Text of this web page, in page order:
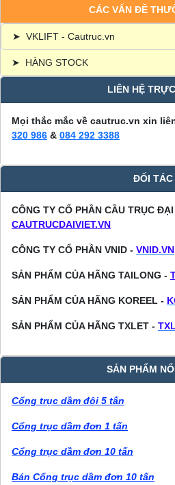
CÁC VẤN ĐỀ
➤ VKLIFT - Cautruc.vn
➤ HÀNG STOCK
LIÊN HỆ
Mọi thắc mắc về cautruc.vn xin
320 986 & 084 292 3388
ĐỐI TÁC
CÔNG TY CỔ PHẦN CẦU TRỤC
CAUTRUCDAIVIET.VN
CÔNG TY CỔ PHẦN VNID - VNID.VN
SẢN PHẨM CỦA HÃNG TAILONG -
SẢN PHẨM CỦA HÃNG KOREEL -
SẢN PHẨM CỦA HÃNG TXLET -
SẢN PHẨM
Cổng trục dầm đôi 5 tấn
Cổng trục dầm đơn 1 tấn
Cổng trục dầm đơn 10 tấn
Bán Cổng trục dầm đơn 10 tấn